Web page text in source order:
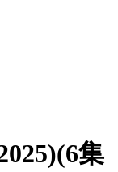
集